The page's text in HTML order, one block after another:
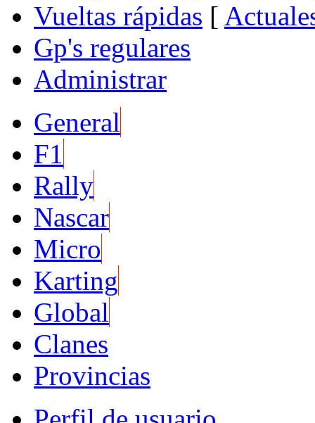
Vueltas rápidas [
Gp's regulares
Administrar
General
F1
Rally
Nascar
Micro
Karting
Global
Clanes
Provincias